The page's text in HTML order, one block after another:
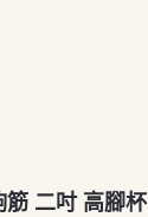
筋 二吋 高腳杯